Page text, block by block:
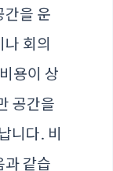
간을 운
회의
용이 상
공간을
니다. 비
과 같습